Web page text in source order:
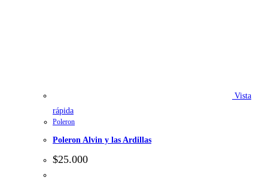
Vista
rápida
Poleron
Poleron Alvin y las Ardillas
$25.000